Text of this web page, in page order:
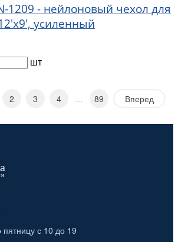
1209 - нейлоновый чехол для
усиленный
шт
2 3 4 … 89 Вперед
с 10 до 19